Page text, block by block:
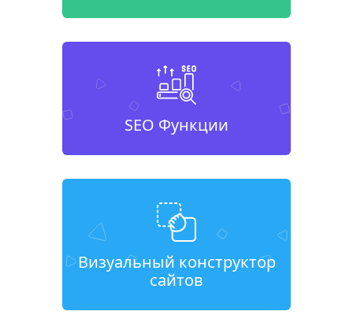
SEO Функции
Визуальный конструктор
сайтов